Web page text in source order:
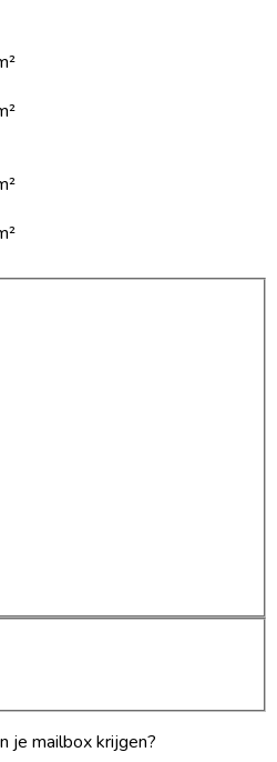
je mailbox krijgen?